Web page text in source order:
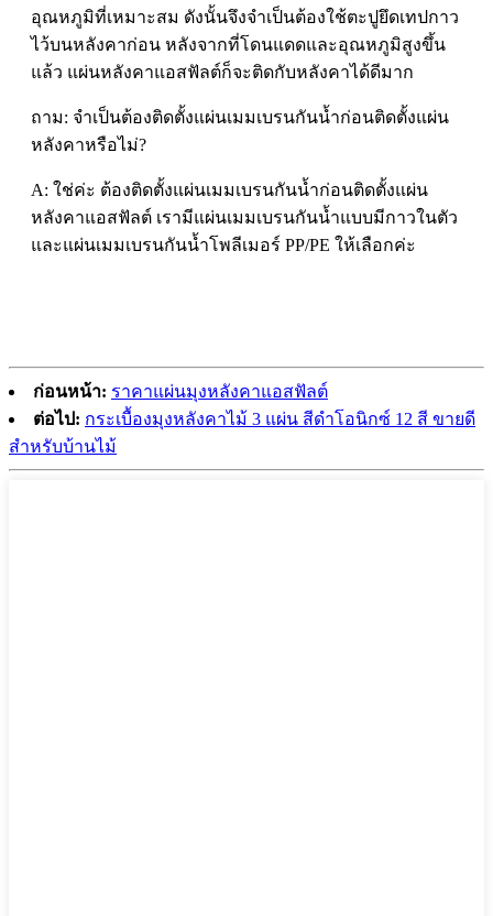
อุณหภูมิที่เหมาะสม ดังนั้นจึงจำเป็นต้องใช้ตะปูยึดเทปกาว
ไว้บนหลังคาก่อน หลังจากที่โดนแดดและอุณหภูมิสูงขึ้น
แล้ว แผ่นหลังคาแอสฟัลต์ก็จะติดกับหลังคาได้ดีมาก
ถาม: จำเป็นต้องติดตั้งแผ่นเมมเบรนกันน้ำก่อนติดตั้งแผ่น
หลังคาหรือไม่?
A: ใช่ค่ะ ต้องติดตั้งแผ่นเมมเบรนกันน้ำก่อนติดตั้งแผ่น
หลังคาแอสฟัลต์ เรามีแผ่นเมมเบรนกันน้ำแบบมีกาวในตัว
และแผ่นเมมเบรนกันน้ำโพลีเมอร์ PP/PE ให้เลือกค่ะ
ก่อนหน้า: ราคาแผ่นมุงหลังคาแอสฟัลต์
ต่อไป: กระเบื้องมุงหลังคาไม้ 3 แผ่น สีดำโอนิกซ์ 12 สี ขายดี
สำหรับบ้านไม้